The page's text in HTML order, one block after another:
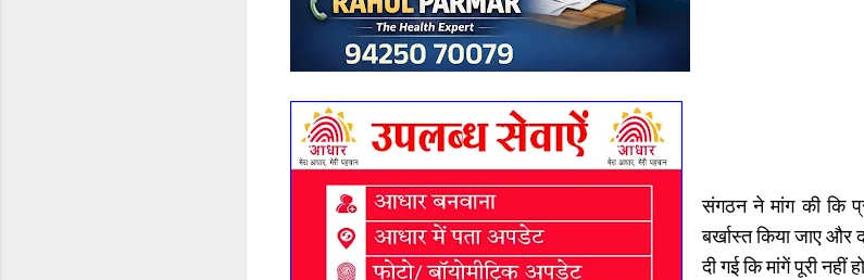
संगठन ने मांग की कि
बर्खास्त किया जाए और
दी गई कि मांगें पूरी